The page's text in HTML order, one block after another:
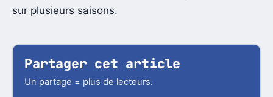
sur plusieurs saisons.
Partager cet article
Un partage = plus de lecteurs.